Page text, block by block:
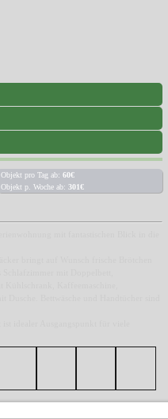
Objekt pro Tag ab: 60€
Objekt p. Woche ab: 301€